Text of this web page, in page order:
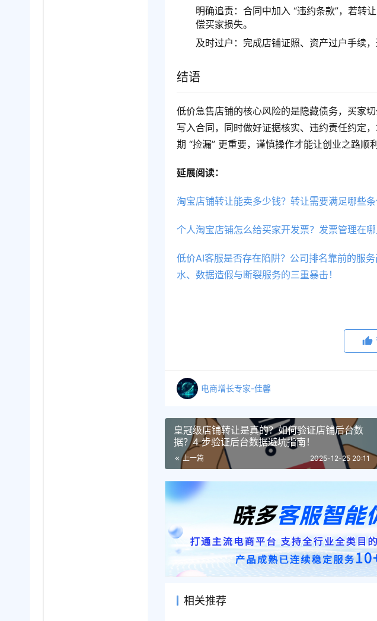
明确追责：合同中加入 “违约条款”，若转
偿买家损失。
及时过户：完成店铺证照、资产过户手续
结语
低价急售店铺的核心风险的是隐藏债务，买家
写入合同，同时做好证据核实、违约责任约定
期 “捡漏” 更重要，谨慎操作才能让创业之路顺
延展阅读：
淘宝店铺转让能卖多少钱？转让需要满足哪些
个人淘宝店铺怎么给买家开发票？发票管理在
低价AI客服是否存在陷阱？公司排名靠前的服
水、数据造假与断裂服务的三重暴击！
电商增长专家-佳馨
皇冠级店铺转让是真的？如何验证店铺后台数
据？4 步验证后台数据避坑指南！
上一篇 2025-12-25 20:11
相关推荐